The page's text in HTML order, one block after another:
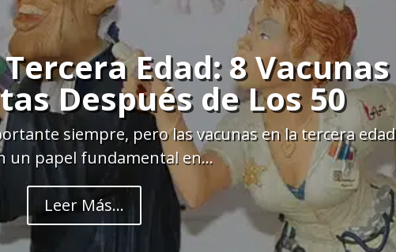
Edad: 8 Vacunas
Después de Los 50
siempre, pero las vacunas en la tercera edad
un papel fundamental en...
Leer Más...